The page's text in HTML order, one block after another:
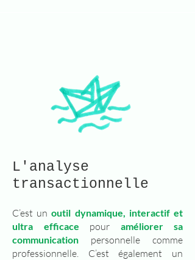
L'analyse
transactionnelle
C’est unoutil dynamique, interactif et
ultra efficace pour améliorer sa
communication personnelle comme
professionnelle. C’est également un